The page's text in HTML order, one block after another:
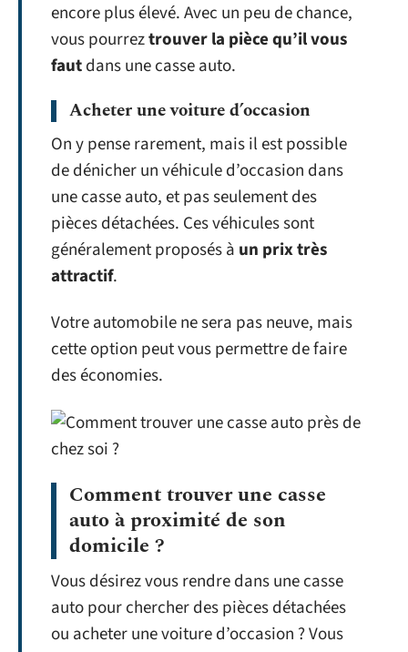
encore plus élevé. Avec un peu de chance,
vous pourreztrouver la pièce qu’il vous
fautdans une casse auto.
Acheter une voiture d’occasion
On y pense rarement, mais il est possible
de dénicher un véhicule d’occasion dans
une casse auto, et pas seulement des
pièces détachées. Ces véhicules sont
généralement proposés à un prix très
attractif.
Votre automobile ne sera pas neuve, mais
cette option peut vous permettre de faire
des économies.
Comment trouver une casse
auto à proximité de son
domicile ?
Vous désirez vous rendre dans une casse
auto pour chercher des pièces détachées
ou acheter une voiture d’occasion ? Vous